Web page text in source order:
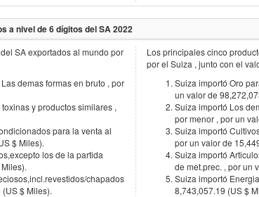
a nivel de 6 dígitos del SA2022
SA exportados al mundo por
demas formas en bruto , por
y productos similares ,
para la venta al
$ Miles).
los de la partida
chapados
$ Miles).
Los principales cinco
por el Suiza , junto con el
Suiza importó Oro
un valor de
Suiza importó Los
por menor , por un
Suiza importó
por un valor de
Suiza importó
de met.prec. , por un
Suiza importó
8,743,057.19 (US $